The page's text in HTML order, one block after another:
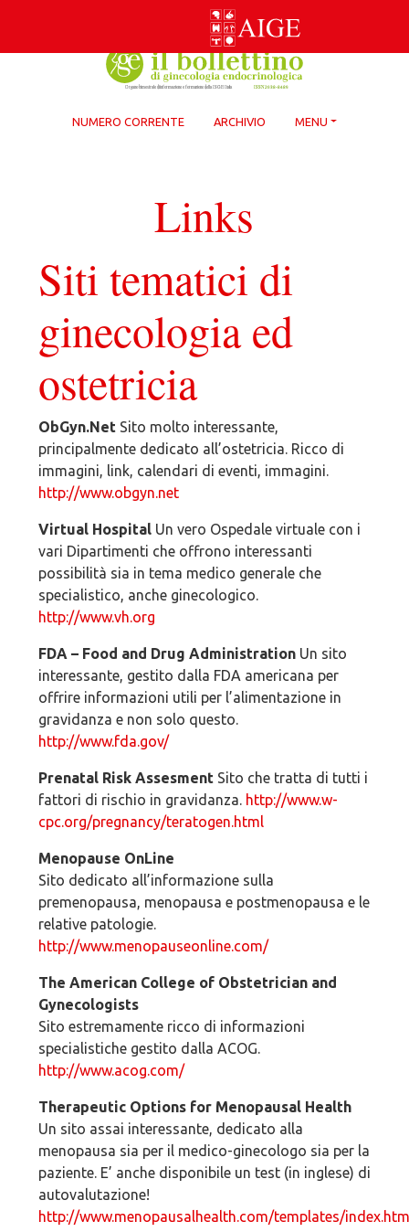
NUMERO CORRENTE ARCHIVIO MENU
Links
Siti tematici di
ginecologia ed
ostetricia
ObGyn.NetSito molto interessante,
principalmente dedicato all’ostetricia. Ricco di
immagini, link, calendari di eventi, immagini.
http://www.obgyn.net
Virtual HospitalUn vero Ospedale virtuale con i
vari Dipartimenti che offrono interessanti
possibilità sia in tema medico generale che
specialistico, anche ginecologico.
http://www.vh.org
FDA – Food and Drug AdministrationUn sito
interessante, gestito dalla FDA americana per
offrire informazioni utili per l’alimentazione in
gravidanza e non solo questo.
http://www.fda.gov/
Prenatal Risk AssesmentSito che tratta di tutti i
fattori di rischio in gravidanza. http://www.w-
cpc.org/pregnancy/teratogen.html
Menopause OnLine
Sito dedicato all’informazione sulla
premenopausa, menopausa e postmenopausa e le
relative patologie.
http://www.menopauseonline.com/
The American College of Obstetrician and
Gynecologists
Sito estremamente ricco di informazioni
specialistiche gestito dalla ACOG.
http://www.acog.com/
Therapeutic Options for Menopausal Health
Un sito assai interessante, dedicato alla
menopausa sia per il medico-ginecologo sia per la
paziente. E’ anche disponibile un test (in inglese) di
autovalutazione!
http://www.menopausalhealth.com/templates/